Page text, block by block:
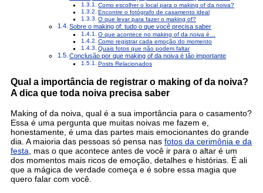
Como escolher o local para o making of da noiva?
Encontre o fotógrafo de casamento ideal
O que levar para fazer o making of?
Sobre o making of: tudo o que você precisa saber
O que acontece no making of da noiva é…
Como registrar cada emoção do momento
Quais fotos que não podem faltar
Conclusão por que making of da noiva é tão importante
Posts Relacionados
Qual a importância de registrar o making of da noiva?
A dica que toda noiva precisa saber
Making of da noiva, qual é a sua importância para o casamento?
Essa é uma pergunta que muitas noivas me fazem e,
honestamente, é uma das partes mais emocionantes do grande
dia. A maioria das pessoas só pensa nas fotos da cerimônia e da
festa , mas o que acontece antes de você ir para o altar é um
dos momentos mais ricos de emoção, detalhes e histórias. É ali
que a mágica de verdade começa e é sobre essa magia que
quero falar com você.